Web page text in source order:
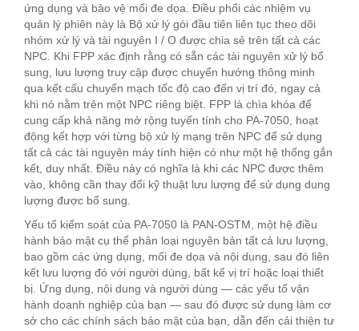
ứng dụng và bảo vệ mối đe dọa. Điều phối các nhiệm vụ
quản lý phiên này là Bộ xử lý gói đầu tiên liên tục theo dõi
nhóm xử lý và tài nguyên I / O được chia sẻ trên tất cả các
NPC. Khi FPP xác định rằng có sẵn các tài nguyên xử lý bổ
sung, lưu lượng truy cập được chuyển hướng thông minh
qua kết cấu chuyển mạch tốc độ cao đến vị trí đó, ngay cả
khi nó nằm trên một NPC riêng biệt. FPP là chìa khóa để
cung cấp khả năng mở rộng tuyến tính cho PA-7050, hoạt
động kết hợp với từng bộ xử lý mạng trên NPC để sử dụng
tất cả các tài nguyên máy tính hiện có như một hệ thống gắn
kết, duy nhất. Điều này có nghĩa là khi các NPC được thêm
vào, không cần thay đổi kỹ thuật lưu lượng để sử dụng dung
lượng được bổ sung.
Yếu tố kiểm soát của PA-7050 là PAN-OSTM, một hệ điều
hành bảo mật cụ thể phân loại nguyên bản tất cả lưu lượng,
bao gồm các ứng dụng, mối đe dọa và nội dung, sau đó liên
kết lưu lượng đó với người dùng, bất kể vị trí hoặc loại thiết
bị. Ứng dụng, nội dung và người dùng — các yếu tố vận
hành doanh nghiệp của bạn — sau đó được sử dụng làm cơ
sở cho các chính sách bảo mật của bạn, dẫn đến cải thiện tư